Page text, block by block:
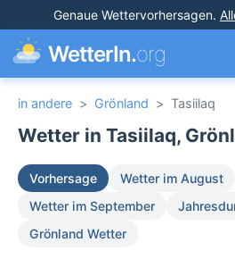
Genaue Wettervorhersagen.
WetterIn.org
in andere > Grönland > Tasiilaq
Wetter in Tasiilaq,
Vorhersage
Wetter im August
Wetter im September
Grönland Wetter